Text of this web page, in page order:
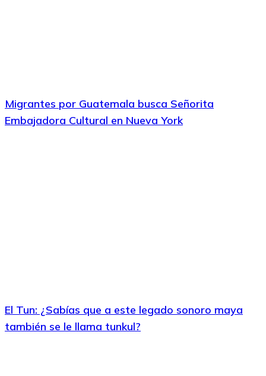
Migrantes por Guatemala busca Señorita
Embajadora Cultural en Nueva York
El Tun: ¿Sabías que a este legado sonoro maya
también se le llama tunkul?